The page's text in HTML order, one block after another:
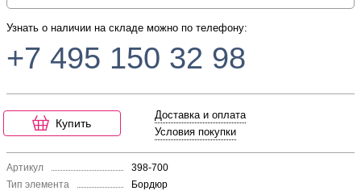
Узнать о наличии на складе можно по телефону:
+7 495 150 32 98
Купить
Доставка и оплата
Условия покупки
Артикул
398-700
Тип элемента
Бордюр